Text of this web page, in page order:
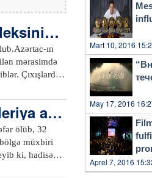
a
ın
mərasimdə
Çıxışlarda
şəhidlərin
inşa edilən
Qarabağ
Beyləqan
atə
ölüb, 32
müxbiri
ki, hadisə
Mart 10, 2016
May 17, 2016
of
Aprel 7, 2016